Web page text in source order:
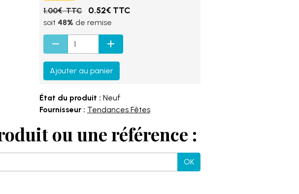
1.00€ TTC 0.52€ TTC
soit 48% de remise
Ajouter au panier
État du produit : Neuf
Fournisseur : Tendances Fêtes
ou une référence :
OK